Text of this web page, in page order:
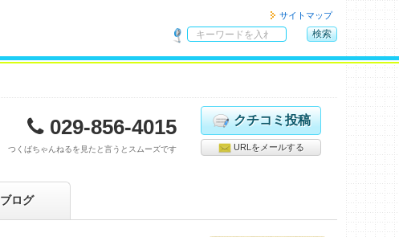
サイトマップ
内
索
検索
029-856-4015
つくばちゃんねるを見たと言うとスムーズです
クチコミ投稿
URLをメールする
ブログ